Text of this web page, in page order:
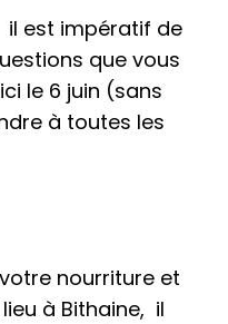
il est impératif de
que vous
le 6 juin (sans
à toutes les
nourriture et
à Bithaine, il